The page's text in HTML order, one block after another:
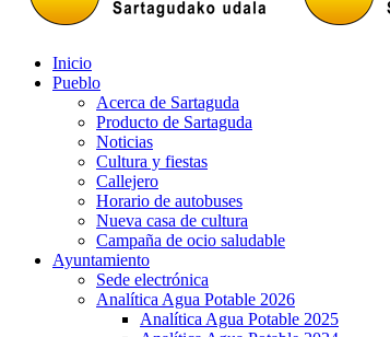
Inicio
Pueblo
Acerca de Sartaguda
Producto de Sartaguda
Noticias
Cultura y fiestas
Callejero
Horario de autobuses
Nueva casa de cultura
Campaña de ocio saludable
Ayuntamiento
Sede electrónica
Analítica Agua Potable 2026
Analítica Agua Potable 2025